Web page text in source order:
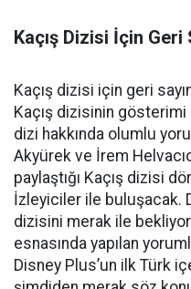
Kaçış Dizisi İçin Geri
Kaçış dizisi için geri
Kaçış dizisinin
dizi hakkında olumlu
Akyürek ve İrem
paylaştığı Kaçış dizisi
İzleyiciler ile buluşacak.
dizisini merak ile
esnasında yapılan
Disney Plus’un ilk Türk